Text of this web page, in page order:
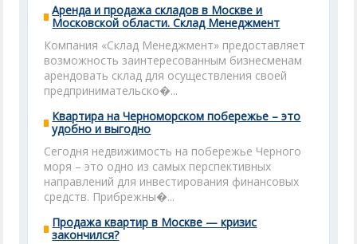
Аренда и продажа складов в Москве и
Московской области. Склад Менеджмент
Компания «Склад Менеджмент» предоставляет
возможность заинтересованным бизнесменам
арендовать склад для осуществления своей
предпринимательско�...
Квартира на Черноморском побережье – это
удобно и выгодно
Сегодня недвижимость на побережье Черного
моря – это одно из самых перспективных
направлений для инвестирования финансовых
средств. Прибрежны�...
Продажа квартир в Москве — кризис
закончился?